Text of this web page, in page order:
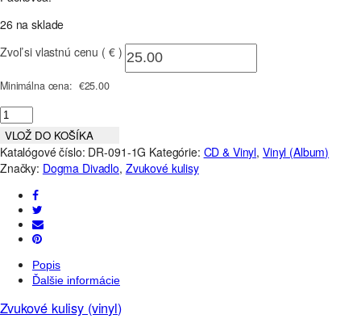
26 na sklade
Zvoľ si vlastnú cenu ( € )
Minimálna cena: €25.00
VLOŽ DO KOŠÍKA
Katalógové číslo: DR-091-1G Kategórie: CD & Vinyl, Vinyl (Album)
Značky: Dogma Divadlo, Zvukové kulisy
Popis
Ďalšie informácie
Zvukové kulisy (vinyl)